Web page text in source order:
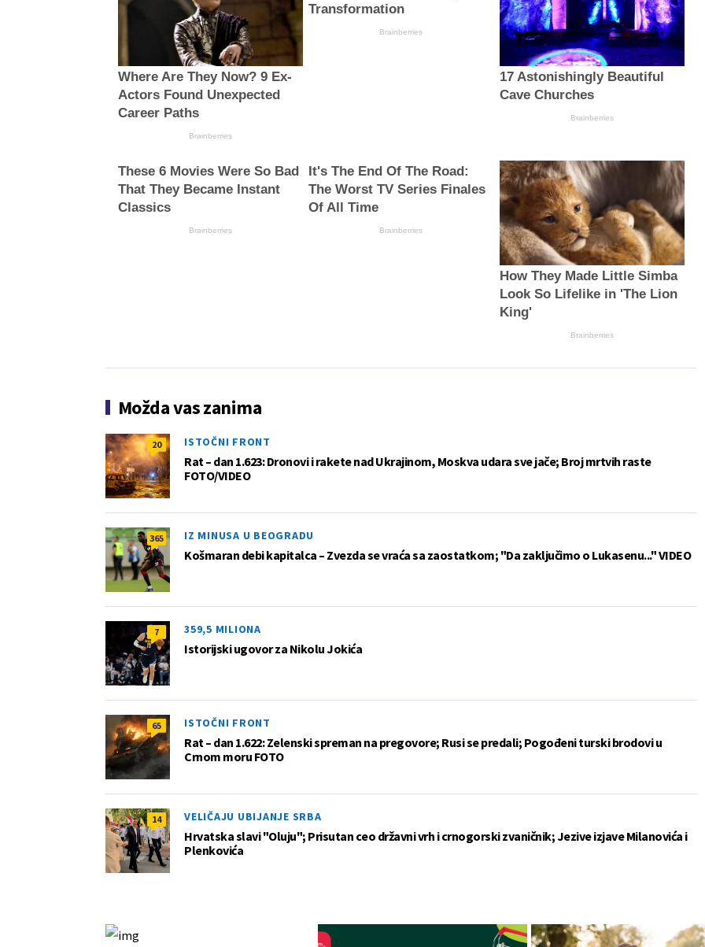
Where Are They Now? 9 Ex-
Actors Found Unexpected
Career Paths
Brainberries
Transformation
Brainberries
17 Astonishingly Beautiful
Cave Churches
Brainberries
These 6 Movies Were So Bad
That They Became Instant
Classics
Brainberries
It's The End Of The Road:
The Worst TV Series Finales
Of All Time
Brainberries
How They Made Little Simba
Look So Lifelike in 'The Lion
King'
Brainberries
Možda vas zanima
20 ISTOČNI FRONT
Rat – dan 1.623: Dronovi i rakete nad Ukrajinom, Moskva udara sve jače; Broj mrtvih raste
FOTO/VIDEO
365 IZ MINUSA U BEOGRADU
Košmaran debi kapitalca – Zvezda se vraća sa zaostatkom; "Da zaključimo o Lukasenu..." VIDEO
7 359,5 MILIONA
Istorijski ugovor za Nikolu Jokića
65 ISTOČNI FRONT
Rat – dan 1.622: Zelenski spreman na pregovore; Rusi se predali; Pogođeni turski brodovi u
Crnom moru FOTO
14 VELIČAJU UBIJANJE SRBA
Hrvatska slavi "Oluju"; Prisutan ceo državni vrh i crnogorski zvaničnik; Jezive izjave Milanovića i
Plenkovića